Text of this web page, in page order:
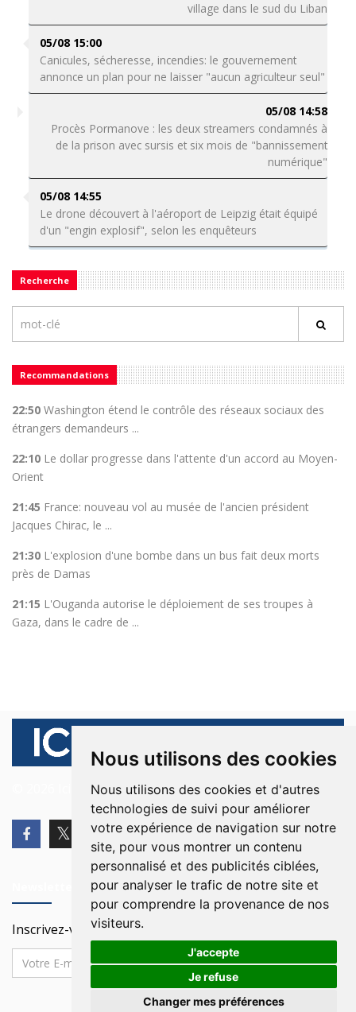
Nous utilisons des cookies
Nous utilisons des cookies et d'autres
technologies de suivi pour améliorer
votre expérience de navigation sur notre
site, pour vous montrer un contenu
personnalisé et des publicités ciblées,
pour analyser le trafic de notre site et
pour comprendre la provenance de nos
visiteurs.
J'accepte
Je refuse
Changer mes préférences
village dans le sud du Liban
05/08 15:00
Canicules, sécheresse, incendies: le gouvernement
annonce un plan pour ne laisser "aucun agriculteur seul"
05/08 14:58
Procès Pormanove : les deux streamers condamnés à
de la prison avec sursis et six mois de "bannissement
numérique"
05/08 14:55
Le drone découvert à l'aéroport de Leipzig était équipé
d'un "engin explosif", selon les enquêteurs
Recherche
Recommandations
22:50 Washington étend le contrôle des réseaux sociaux des
étrangers demandeurs ...
22:10 Le dollar progresse dans l'attente d'un accord au Moyen-
Orient
21:45 France: nouveau vol au musée de l'ancien président
Jacques Chirac, le ...
21:30 L'explosion d'une bombe dans un bus fait deux morts
près de Damas
21:15 L'Ouganda autorise le déploiement de ses troupes à
Gaza, dans le cadre de ...
© 2026 Ici Beyrouth. Tous les droits sont réservés.
Inscrivez-vous à notre Newsletter